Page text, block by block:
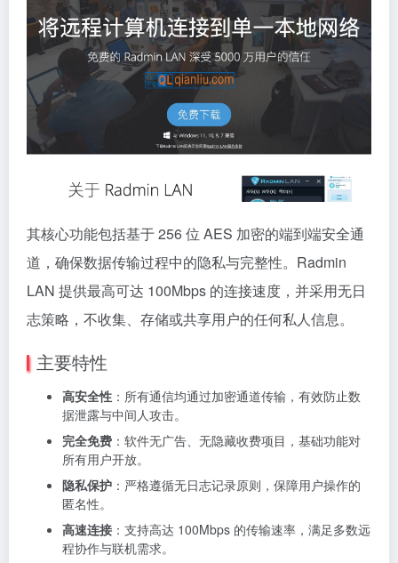
其核心功能包括基于 256 位 AES 加密的端到端安全通
道，确保数据传输过程中的隐私与完整性。Radmin
LAN 提供最高可达 100Mbps 的连接速度，并采用无日
志策略，不收集、存储或共享用户的任何私人信息。
主要特性
高安全性 ：所有通信均通过加密通道传输，有效防止数
据泄露与中间人攻击。
完全免费 ：软件无广告、无隐藏收费项目，基础功能对
所有用户开放。
隐私保护 ：严格遵循无日志记录原则，保障用户操作的
匿名性。
高速连接 ：支持高达 100Mbps 的传输速率，满足多数远
程协作与联机需求。